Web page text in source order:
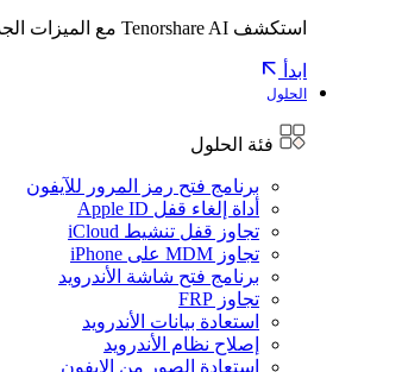
استكشف Tenorshare AI مع الميزات الجديدة المذهلة
ابدأ
الحلول
فئة الحلول
برنامج فتح رمز المرور للآيفون
أداة إلغاء قفل Apple ID
تجاوز قفل تنشيط iCloud
تجاوز MDM على iPhone
برنامج فتح شاشة الأندرويد
تجاوز FRP
استعادة بيانات الأندرويد
إصلاح نظام الأندرويد
استعادة الصور من الايفون